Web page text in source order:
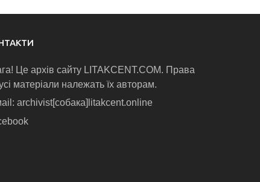
Це архів сайту LITAKCENT.COM. Права
матеріали належать їх авторам.
archivist[собака]litakcent.online